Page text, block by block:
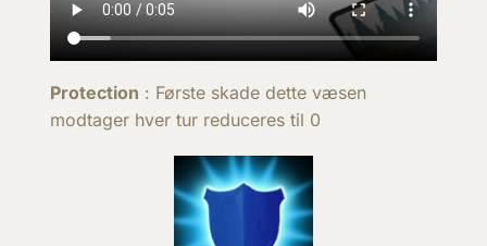
Protection : Første skade dette væsen
modtager hver tur reduceres til 0